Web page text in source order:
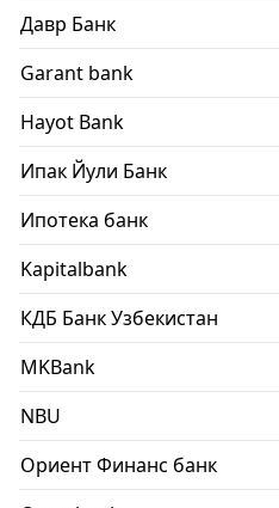
Давр Банк
Garant bank
Hayot Bank
Ипак Йули Банк
Ипотека банк
Kapitalbank
КДБ Банк Узбекистан
MKBank
NBU
Ориент Финанс банк